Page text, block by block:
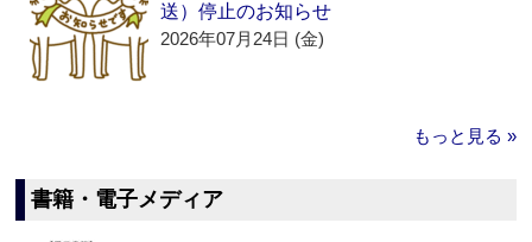
送）停止のお知らせ
2026年07月24日 (金)
もっと見る »
書籍・電子メディア